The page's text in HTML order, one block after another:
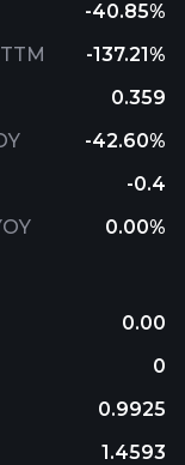
-40.85%
-137.21%
0.359
-42.60%
-0.4
0.00%
0.00
0
0.9925
1.4593